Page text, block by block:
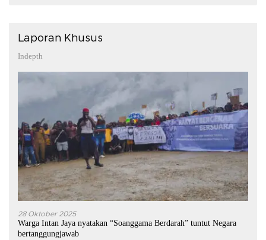
Laporan Khusus
Indepth
28 Oktober 2025
Warga Intan Jaya nyatakan “Soanggama Berdarah” tuntut Negara
bertanggungjawab